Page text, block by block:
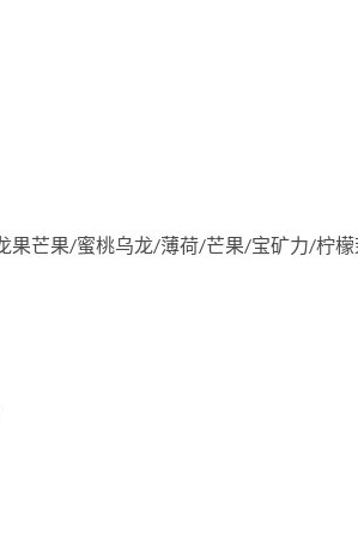
芒果/蜜桃乌龙/薄荷/芒果/宝矿力/柠檬